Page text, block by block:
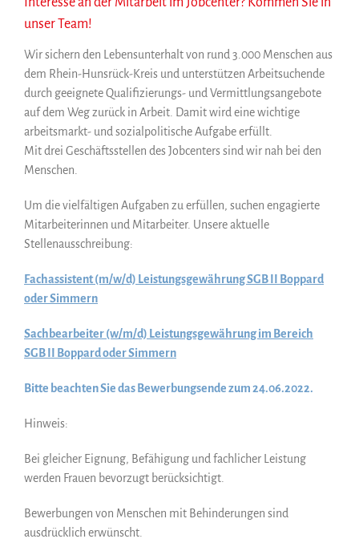
unser Team!
Wir sichern den Lebensunterhalt von rund 3.000 Menschen aus
dem Rhein-Hunsrück-Kreis und unterstützen Arbeitsuchende
durch geeignete Qualifizierungs- und Vermittlungsangebote
auf dem Weg zurück in Arbeit. Damit wird eine wichtige
arbeitsmarkt- und sozialpolitische Aufgabe erfüllt.
Mit drei Geschäftsstellen des Jobcenters sind wir nah bei den
Menschen.
Um die vielfältigen Aufgaben zu erfüllen, suchen engagierte
Mitarbeiterinnen und Mitarbeiter. Unsere aktuelle
Stellenausschreibung:
Fachassistent (m/w/d) Leistungsgewährung SGB II Boppard
oder Simmern
Sachbearbeiter (w/m/d) Leistungsgewährung im Bereich
SGB II Boppard oder Simmern
Bitte beachten Sie das Bewerbungsende zum 24.06.2022.
Hinweis:
Bei gleicher Eignung, Befähigung und fachlicher Leistung
werden Frauen bevorzugt berücksichtigt.
Bewerbungen von Menschen mit Behinderungen sind
ausdrücklich erwünscht.